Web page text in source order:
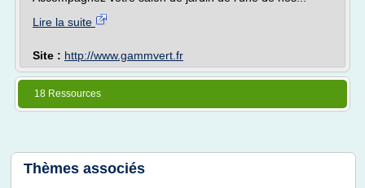
Lire la suite
Site : http://www.gammvert.fr
18 Ressources
Thèmes associés